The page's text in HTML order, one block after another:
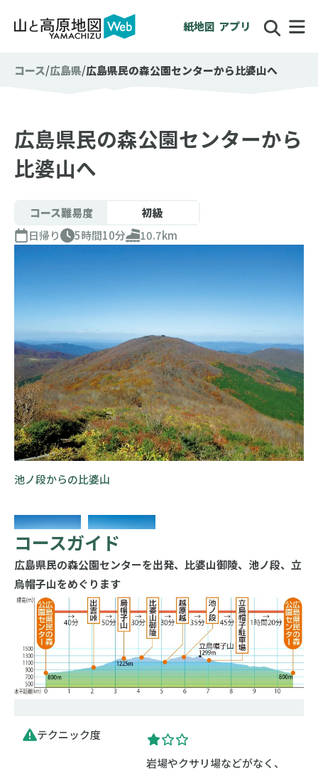
紙地図 アプリ
コース 広島県 広島県民の森公園センターから比婆山へ
広島県民の森公園センターから
比婆山へ
コース難易度
初級
日帰り
5時間10分 10.7km
池ノ段からの比婆山
コースガイド
広島県民の森公園センターを出発、比婆山御陵、池ノ段、立
烏帽子山をめぐります
テクニック度
岩場やクサリ場などがなく、